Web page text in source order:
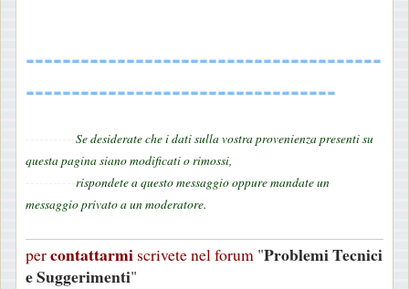
---------------------------------------
----------------------------------
Se desiderate che i dati sulla vostra provenienza presenti su
questa pagina siano modificati o rimossi,
rispondete a questo messaggio oppure mandate un
messaggio privato a un moderatore.
percontattarmi scrivete nel forum "Problemi Tecnici
e Suggerimenti"